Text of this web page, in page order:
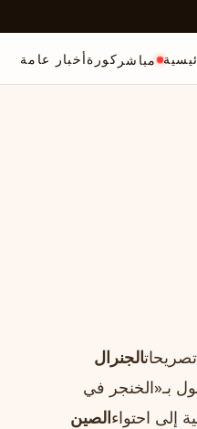
مباشر كورةأخبار عامة
الجنرال
بـ«الخنجر في
إلى احتواءالصين